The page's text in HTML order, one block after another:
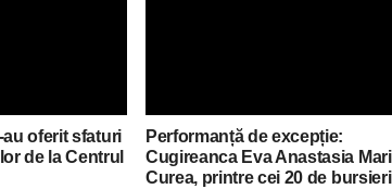
oferit sfaturi
de la Centrul
Performanță de excepție:
Cugireanca Eva Anastasia
Curea, printre cei 20 de bursieri